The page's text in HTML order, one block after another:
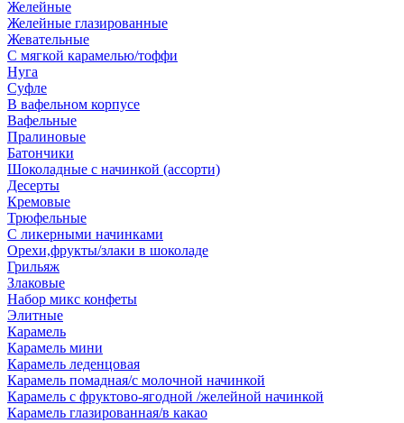
Желейные
Желейные глазированные
Жевательные
С мягкой карамелью/тоффи
Нуга
Суфле
В вафельном корпусе
Вафельные
Пралиновые
Батончики
Шоколадные с начинкой (ассорти)
Десерты
Кремовые
Трюфельные
С ликерными начинками
Орехи,фрукты/злаки в шоколаде
Грильяж
Злаковые
Набор микс конфеты
Элитные
Карамель
Карамель мини
Карамель леденцовая
Карамель помадная/с молочной начинкой
Карамель с фруктово-ягодной /желейной начинкой
Карамель глазированная/в какао